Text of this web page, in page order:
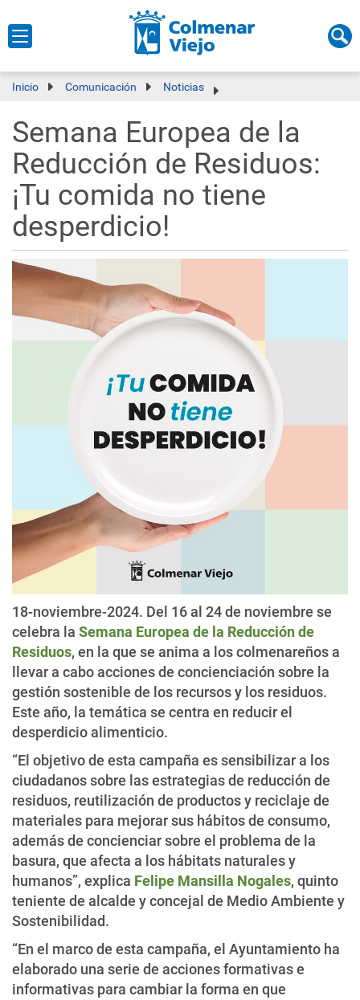
Inicio Comunicación Noticias
Semana Europea de la
Reducción de Residuos:
¡Tu comida no tiene
desperdicio!
18-noviembre-2024. Del 16 al 24 de noviembre se
celebra la Semana Europea de la Reducción de
Residuos, en la que se anima a los colmenareños a
llevar a cabo acciones de concienciación sobre la
gestión sostenible de los recursos y los residuos.
Este año, la temática se centra en reducir el
desperdicio alimenticio.
“El objetivo de esta campaña es sensibilizar a los
ciudadanos sobre las estrategias de reducción de
residuos, reutilización de productos y reciclaje de
materiales para mejorar sus hábitos de consumo,
además de concienciar sobre el problema de la
basura, que afecta a los hábitats naturales y
humanos”, explica Felipe Mansilla Nogales, quinto
teniente de alcalde y concejal de Medio Ambiente y
Sostenibilidad.
“En el marco de esta campaña, el Ayuntamiento ha
elaborado una serie de acciones formativas e
informativas para cambiar la forma en que